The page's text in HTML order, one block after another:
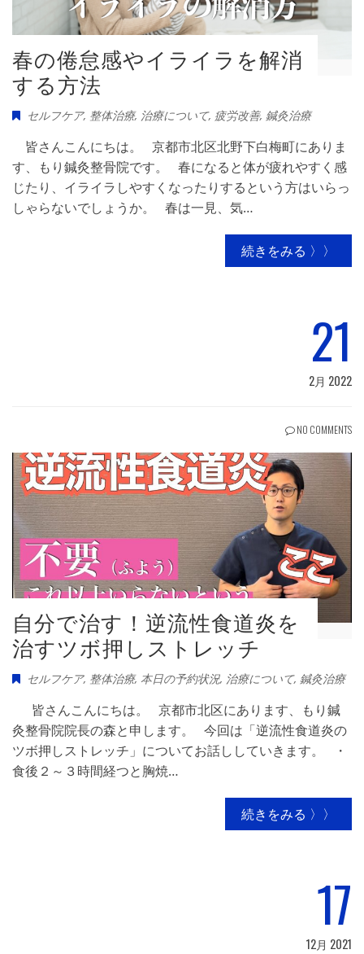
春の倦怠感やイライラを解消
する方法
セルフケア, 整体治療, 治療について, 疲労改善, 鍼灸治療
皆さんこんにちは。 京都市北区北野下白梅町にありま
す、もり鍼灸整骨院です。 春になると体が疲れやすく感
じたり、イライラしやすくなったりするという方はいらっ
しゃらないでしょうか。 春は一見、気…
続きをみる 〉〉
21
2月 2022
NO COMMENTS
自分で治す！逆流性食道炎を
治すツボ押しストレッチ
セルフケア, 整体治療, 本日の予約状況, 治療について, 鍼灸治療
皆さんこんにちは。 京都市北区にあります、もり鍼
灸整骨院院長の森と申します。 今回は「逆流性食道炎の
ツボ押しストレッチ」についてお話ししていきます。 ・
食後２～３時間経つと胸焼…
続きをみる 〉〉
17
12月 2021